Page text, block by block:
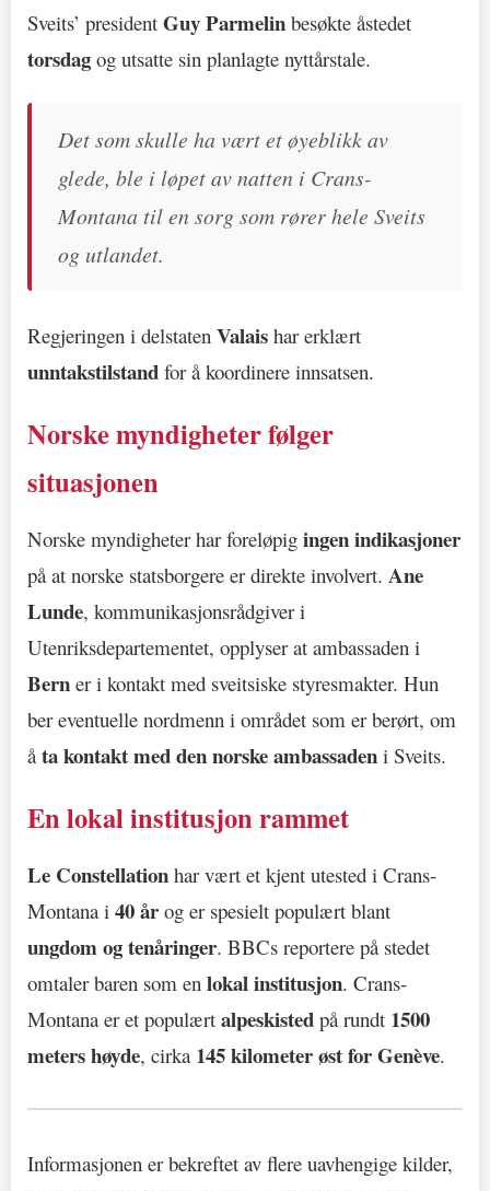
Sveits’ president Guy Parmelin besøkte åstedet
torsdag og utsatte sin planlagte nyttårstale.
Det som skulle ha vært et øyeblikk av
glede, ble i løpet av natten i Crans-
Montana til en sorg som rører hele Sveits
og utlandet.
Regjeringen i delstaten Valais har erklært
unntakstilstand for å koordinere innsatsen.
Norske myndigheter følger
situasjonen
Norske myndigheter har foreløpig ingen indikasjoner
på at norske statsborgere er direkte involvert. Ane
Lunde, kommunikasjonsrådgiver i
Utenriksdepartementet, opplyser at ambassaden i
Bern er i kontakt med sveitsiske styresmakter. Hun
ber eventuelle nordmenn i området som er berørt, om
åta kontakt med den norske ambassaden i Sveits.
En lokal institusjon rammet
Le Constellation har vært et kjent utested i Crans-
Montana i 40 år og er spesielt populært blant
ungdom og tenåringer. BBCs reportere på stedet
omtaler baren som en lokal institusjon. Crans-
Montana er et populært alpeskisted på rundt 1500
meters høyde, cirka 145 kilometer øst for Genève.
Informasjonen er bekreftet av flere uavhengige kilder,